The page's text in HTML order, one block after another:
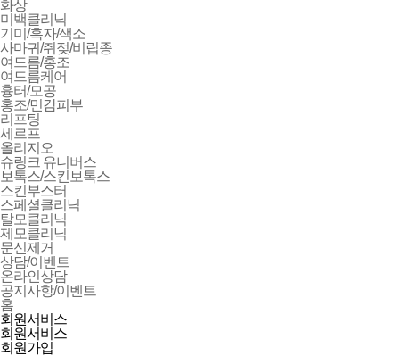
화상
미백클리닉
기미/흑자/색소
사마귀/쥐젖/비립종
여드름/홍조
여드름케어
흉터/모공
홍조/민감피부
리프팅
세르프
올리지오
슈링크 유니버스
보톡스/스킨보톡스
스킨부스터
스페셜클리닉
탈모클리닉
제모클리닉
문신제거
상담/이벤트
온라인상담
공지사항/이벤트
홈
회원서비스
회원서비스
회원가입